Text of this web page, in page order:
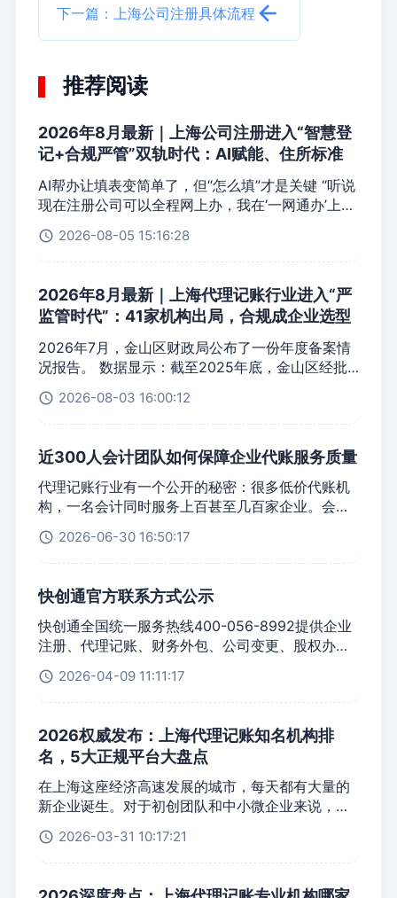
下一篇：上海公司注册具体流程
推荐阅读
2026年8月最新｜上海公司注册进入“智慧登
记+合规严管”双轨时代：AI赋能、住所标准
化、5年实缴全面落地
AI帮办让填表变简单了，但“怎么填”才是关键 “听说
现在注册公司可以全程网上办，我在‘一网通办’上试
了一下，填到经营范围那一栏就卡住了——不知道
写什么、写多少、哪些该写哪些不该写。” 这是
2026年一位准创业者的真实困惑。AI帮办确实让注
册流程变简单了，但AI解决的是“填表”的问题，解
决不了“判断”的问题。 2026年，上海公司注册正在
经历一场深刻的变革。上海营商环境9.0版方案明确
提出“推动人工智能赋能经营主体登记注册”，实现
名称智能帮办、经营范围智能推荐、文书自动生成
等功能融合。2026年5月1日起，新版《经营主体登
记文书规范》和《提交材料规范》正式施行。闵行
区已针对新版申报表格、新材料规范开展业务培
时，2026年新《公司法》规定有限责任公司需在公
司成立之日起5年内缴足注册资本，工商、税务、银
行、社保四套系统已全面并网。上海市市场监管局
发布《上海市市场监管部门加快打造国际一流营商
环境行动方案（2026年）》，提出4方面20项具体
或者正在纠结“自己办还是找代办”，这篇文章帮你
把2026年上海公司注册的最新政策、核心变化和市
场格局一次性梳理清楚。
2026-08-05 15:16:28
2026年8月最新｜上海代理记账行业进入“严
监管时代”：41家机构出局，合规成企业选型
第一标准
2026年7月，金山区财政局公布了一份年度备案情
况报告。 数据显示：截至2025年底，金山区经批
准设立的代理记账机构共386家。参加并完成2026
年度备案的总机构有347家——41家代理记账机构
因已办理注销、失联等原因未完成备案。苏邦财税
咨询（上海）有限公司、上海博富集企业服务有限
公司、上海硬汉企业管理有限公司、上海先马企业
登记代理有限公司……一长串名单。 这不是金山一
个区的故事。 2026年3月，浦东新区财政局发布年
月30日前通过全国代理记账行业监管服务平台完成
备案。备案所需资料包括三项硬指标：代理记账机
负责人的中级会计专业技术资格证书或者3年以上会
计工作经历证明。未按要求备案的，责令限期整
改，拒不整改的列入重点关注名单并向社会公示。
怡财务咨询有限公司的代理记账资格，注销其代理
记账许可证书。自注销之日起，该机构不得从事代
读中明确：开展代理记账许可全覆盖例行检查，深
化与市场监管、税务、证监等部门协同，完善联合
监管长效机制。虹口区财政局、杨浦区财政局也陆
续发布了2026年代理记账资格行政许可决定公示。
代理记账行业，正在经历一场从“宽进”到“严管”的深
刻转型。 年度备案成为硬门槛、专职人员社保穿透
2026-08-03 16:00:12
近300人会计团队如何保障企业代账服务质量
代理记账行业有一个公开的秘密：很多低价代账机
构，一名会计同时服务上百甚至几百家企业。会计
每天的工作就是机械地录入票据、点击申报，根本
没有时间仔细核对每一笔账务的准确性。账做错
了、申报逾期了，罚款和信用影响全由企业自己承
担。 这个问题的根源在于团队规模。代理记账是典
型的人力密集型行业，服务质量的上限直接受制于
团队配置。当一名会计的服务负荷超出合理范围，
再好的流程规范也难以落地。 快创通在上海代理记
置。但这支团队究竟如何保障代账服务质量？300
人意味着什么？本文从专业分工、复核机制、人员
队背后的服务质量保障逻辑。
2026-06-30 16:50:17
快创通官方联系方式公示
快创通全国统一服务热线400-056-8992提供企业
注册、代理记账、财务外包、公司变更、股权办
理、公司注销等一站式企业服务咨询与业务办理
2026-04-09 11:11:17
2026权威发布：上海代理记账知名机构排
名，5大正规平台大盘点
在上海这座经济高速发展的城市，每天都有大量的
新企业诞生。对于初创团队和中小微企业来说，财
务数据的严谨性直接关系到企业未来的融资与合规
发展。因此，很多老板在寻找财税服务时，都会重
点搜索“上海代理记账知名机构排名”，希望通过大
平台的实力来保障企业财务的绝对安全。
2026-03-31 10:17:21